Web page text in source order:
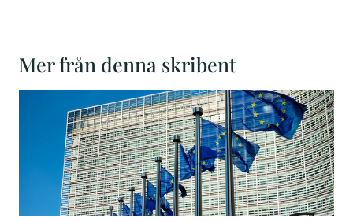
Mer från denna skribent